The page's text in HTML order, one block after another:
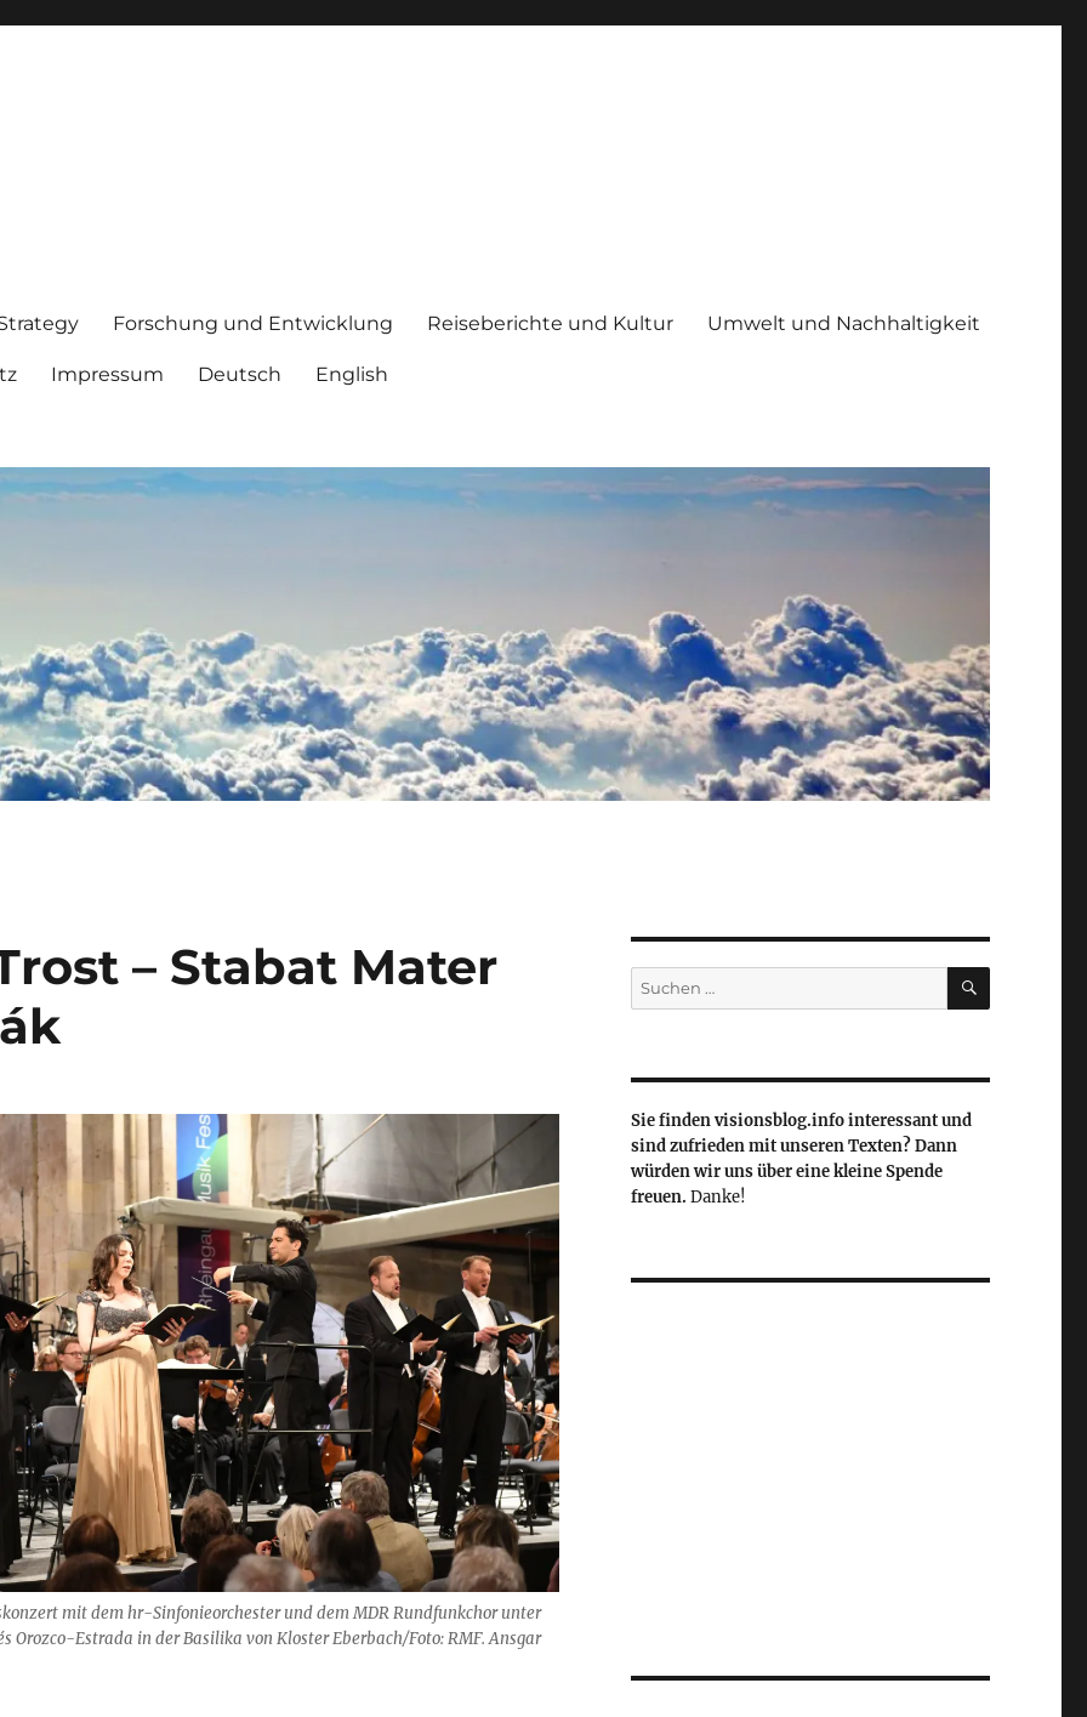
Forschung und Entwicklung Reiseberichte und Kultur Umwelt und Nachhaltigkeit
Impressum Deutsch English
– Stabat Mater
mit dem hr-Sinfonieorchester und dem MDR Rundfunkchor unter
Orozco-Estrada in der Basilika von Kloster Eberbach/Foto: RMF. Ansgar
Suche
nach:
SUCHEN
Sie finden visionsblog.info interessant und
sind zufrieden mit unseren Texten? Dann
würden wir uns über eine kleine Spende
freuen. Danke!